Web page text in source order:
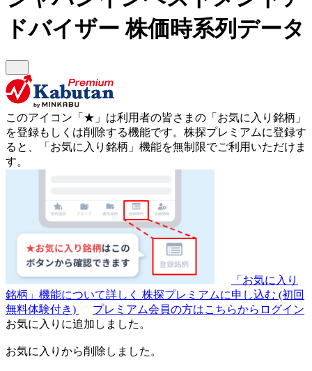
ドバイザー株価時系列データ
このアイコン 「★」 は利用者の皆さまの 「お気に入り銘柄」
を登録もしくは削除する機能です。 株探プレミアムに登録す
ると、「お気に入り銘柄」機能を無制限でご利用いただけま
す。
「お気に入り
銘柄」機能について詳しく 株探プレミアムに申し込む (初回
無料体験付き)
プレミアム会員の方はこちらからログイン
お気に入りに追加しました。
お気に入りから削除しました。